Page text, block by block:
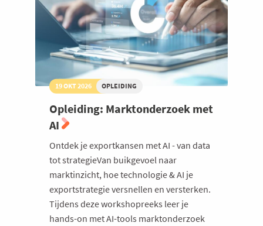
19 OKT 2026 OPLEIDING
Opleiding: Marktonderzoek met
AI
Ontdek je exportkansen met AI - van data
tot strategieVan buikgevoel naar
marktinzicht, hoe technologie & AI je
exportstrategie versnellen en versterken.
Tijdens deze workshopreeks leer je
hands-on met AI-tools marktonderzoek